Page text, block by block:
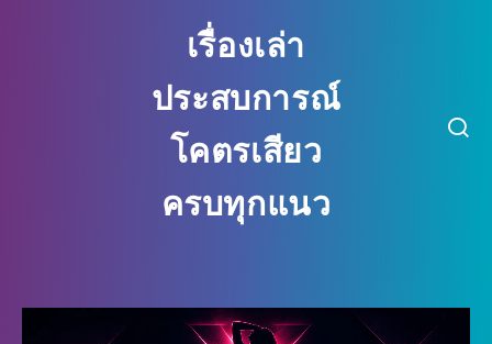
เรื่องเล่า
ประสบการณ์
โคตรเสียว
ครบทุกแนว